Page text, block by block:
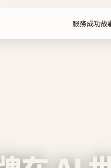
服務成功故